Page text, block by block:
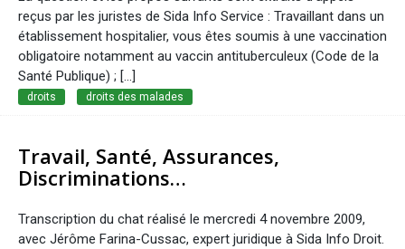
reçus par les juristes de Sida Info Service : Travaillant dans un
établissement hospitalier, vous êtes soumis à une vaccination
obligatoire notamment au vaccin antituberculeux (Code de la
Santé Publique) ; [...]
droits droits des malades
Travail, Santé, Assurances,
Discriminations…
Transcription du chat réalisé le mercredi 4 novembre 2009,
avec Jérôme Farina-Cussac, expert juridique à Sida Info Droit.